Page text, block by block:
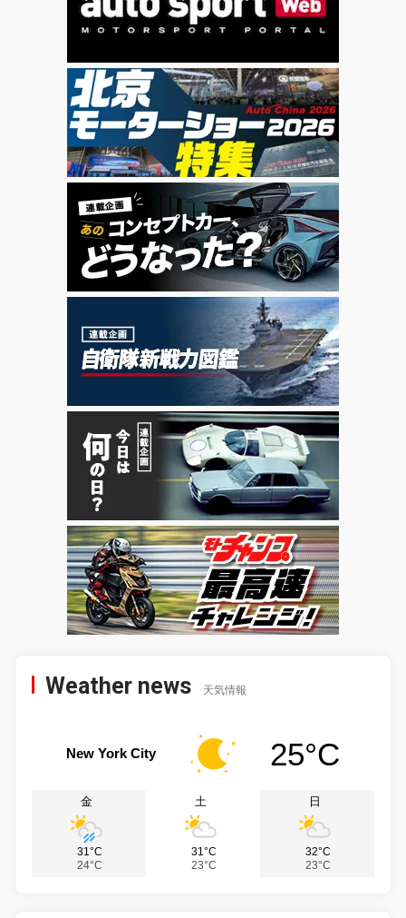
Weather news 天気情報
New York City 25°C
金
31°C
24°C
土
31°C
23°C
日
32°C
23°C